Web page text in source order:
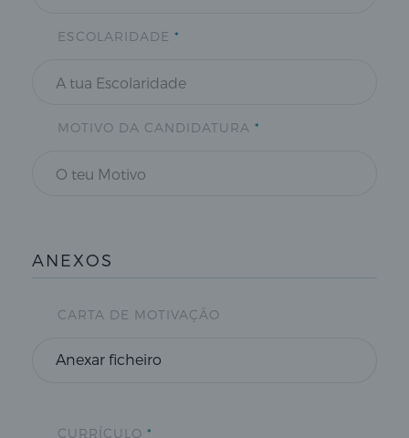
ESCOLARIDADE *
MOTIVO DA CANDIDATURA *
ANEXOS
CARTA DE MOTIVAÇÃO
Anexar ficheiro
CURRÍCULO *